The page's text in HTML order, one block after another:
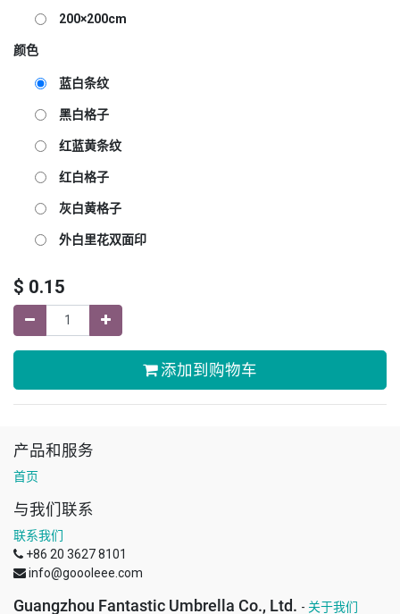
200×200cm
颜色
蓝白条纹
黑白格子
红蓝黄条纹
红白格子
灰白黄格子
外白里花双面印
$ 0.15
添加到购物车
产品和服务
首页
与我们联系
联系我们
+86 20 3627 8101
info@goooleee.com
Guangzhou Fantastic Umbrella Co., Ltd. - 关于我们